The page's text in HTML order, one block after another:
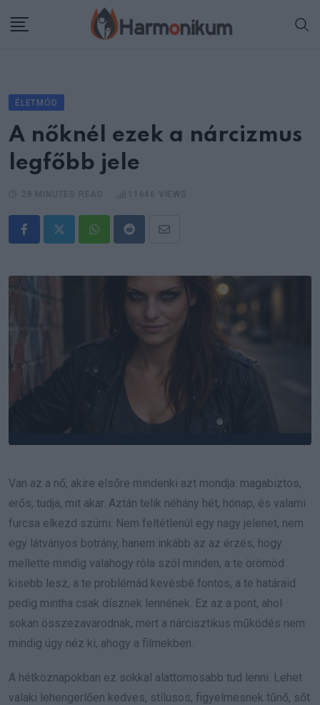
ÉLETMÓD
A nőknél ezek a nárcizmus
legfőbb jele
WhatsappRedditShare
Email
Van az a nő, akire elsőre mindenki azt mondja: magabiztos,
erős, tudja, mit akar. Aztán telik néhány hét, hónap, és valami
furcsa elkezd szúrni. Nem feltétlenül egy nagy jelenet, nem
egy látványos botrány, hanem inkább az az érzés, hogy
mellette mindig valahogy róla szól minden, a te örömöd
kisebb lesz, a te problémád kevésbé fontos, a te határaid
pedig mintha csak dísznek lennének. Ez az a pont, ahol
sokan összezavarodnak, mert a nárcisztikus működés nem
mindig úgy néz ki, ahogy a filmekben.
A hétköznapokban ez sokkal alattomosabb tud lenni. Lehet
valaki lehengerlően kedves, stílusos, figyelmesnek tűnő, sőt